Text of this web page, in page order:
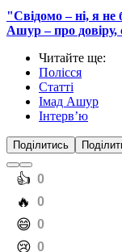
"Свідомо – ні, я не
Ашур – про довіру,
Читайте ще:
Полісся
Статті
Імад Ашур
Інтерв’ю
Поділитись
️👍 0
️🔥 0
️😄 0
️😢 0